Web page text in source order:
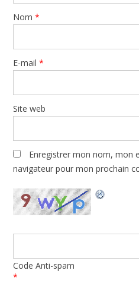
Nom*
E-mail*
Site web
Enregistrer mon nom, mon
navigateur pour mon prochain
Code Anti-spam
*